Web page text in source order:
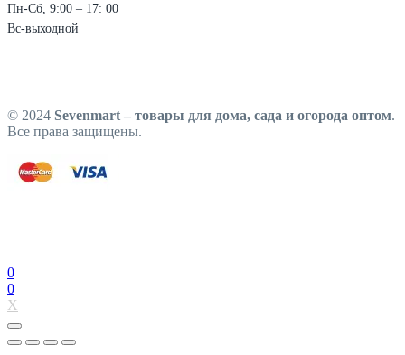
Пн-Сб, 9:00 – 17: 00
Вс-выходной
© 2024 Sevenmart – товары для дома, сада и огорода оптом.
Все права защищены.
0
0
X